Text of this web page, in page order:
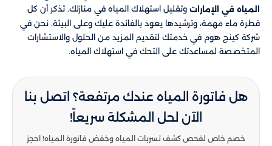
المياه في الإمارات وتقليل استهلاك المياه في منازلك. تذكر أن كل
قطرة ماء مهمة، وترشيدها يعود بالفائدة عليك وعلى البيئة. نحن في
شركة كينج هوم في خدمتك لتقديم المزيد من الحلول والاستشارات
المتخصصة لمساعدتك على التحك في استهلاك المياه.
هل فاتورة المياه عندك مرتفعة؟ اتصل بنا
الآن لحل المشكلة سريعاً!
خصم خاص لفحص كشف تسربات المياه وخفض فاتورة المياه! احجز